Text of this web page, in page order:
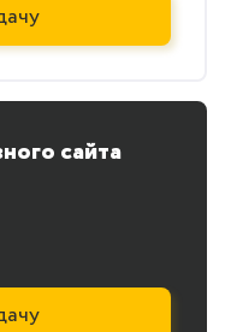
сайта